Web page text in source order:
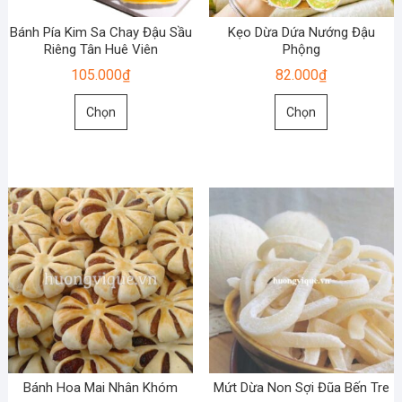
chọn
trên
trang
sản
phẩm
chọn
trên
trang
Bánh Pía Kim Sa Chay Đậu Sầu
Riêng Tân Huê Viên
105.000₫
Chọn
Sản
nhiều
biến
thể.
Các
tùy
chọn
có
thể
được
chọn
Kẹo Dừa Dứa Nướng Đậu
Phộng
82.000₫
Chọn
Sản
nhiều
thể.
Các
tùy
chọn
có
thể
được
chọn
Bánh Hoa Mai Nhân Khóm Mứt Dừa Non Sợi Đũa Bến Tre